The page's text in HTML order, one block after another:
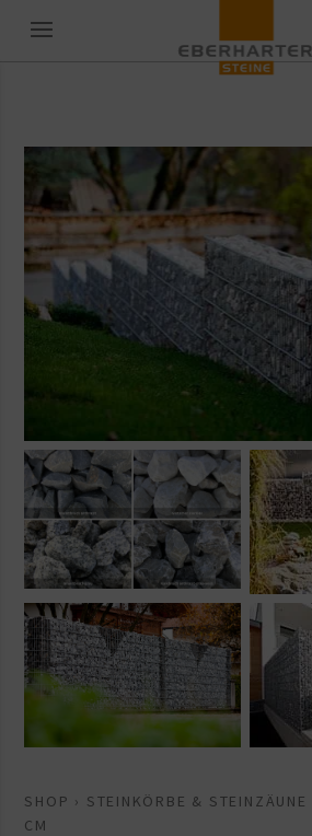
SHOP › STEINKÖRBE & STEINZÄUNE
CM